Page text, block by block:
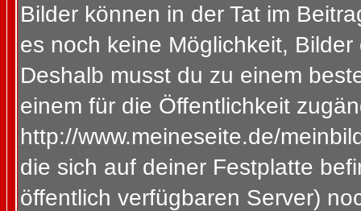
Bilder können in der Tat im
es noch keine Möglichkeit,
Deshalb musst du zu einem
einem für die Öffentlichkeit
http://www.meineseite.de/
die sich auf deiner Festplatte
öffentlich verfügbaren Server)